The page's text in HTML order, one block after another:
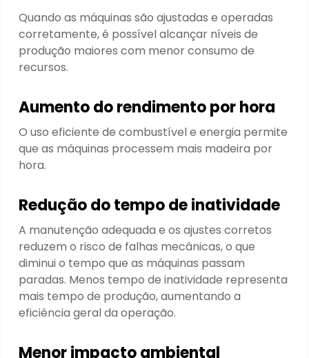
Quando as máquinas são ajustadas e operadas
corretamente, é possível alcançar níveis de
produção maiores com menor consumo de
recursos.
Aumento do rendimento por hora
O uso eficiente de combustível e energia permite
que as máquinas processem mais madeira por
hora.
Redução do tempo de inatividade
A manutenção adequada e os ajustes corretos
reduzem o risco de falhas mecânicas, o que
diminui o tempo que as máquinas passam
paradas. Menos tempo de inatividade representa
mais tempo de produção, aumentando a
eficiência geral da operação.
Menor impacto ambiental